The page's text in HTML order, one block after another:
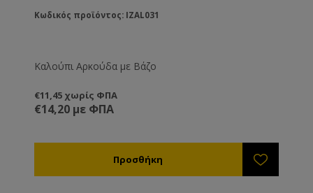
Κωδικός προϊόντος: IZAL031
Καλούπι Αρκούδα με Βάζο
€11,45 χωρίς ΦΠΑ
€14,20 με ΦΠΑ